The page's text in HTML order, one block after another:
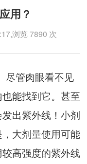
用？
浏览 7890 次
尽管肉眼看不见
能找到它。甚至
出紫外线！小剂
大剂量使用可能
高强度的紫外线